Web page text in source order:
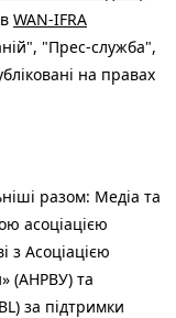
WAN-IFRA
"Прес-служба",
на правах
разом: Медіа та
асоціацією
з Асоціацією
(АНРВУ) та
за підтримки